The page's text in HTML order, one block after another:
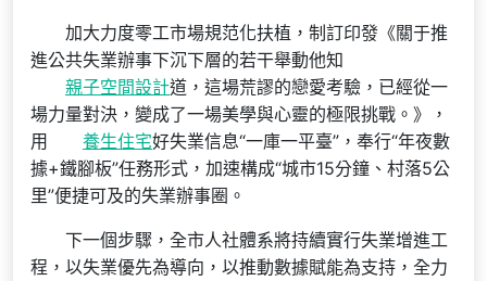
加大力度零工市場規范化扶植，制訂印發《關于推
進公共失業辦事下沉下層的若干舉動他知
親子空間設計道，這場荒謬的戀愛考驗，已經從一
場力量對決，變成了一場美學與心靈的極限挑戰。》，
用
養生住宅好失業信息“一庫一平臺”，奉行“年夜數
據+鐵腳板”任務形式，加速構成“城市15分鐘、村落5公
里”便捷可及的失業辦事圈。
下一個步驟，全市人社體系將持續實行失業增進工
程，以失業優先為導向，以推動數據賦能為支持，全力